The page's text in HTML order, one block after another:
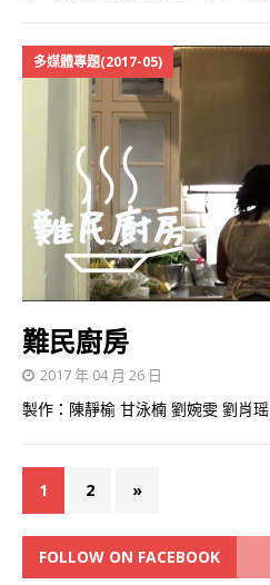
多媒體專題(2017-05)
難民廚房
2017 年 04 月 26 日
製作：陳靜榆 甘泳楠 劉婉雯 劉肖瑶
1 2 »
FOLLOW ON FACEBOOK